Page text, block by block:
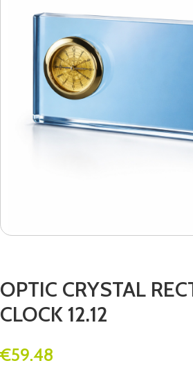
OPTIC CRYSTAL
CLOCK 12.12
€59.48